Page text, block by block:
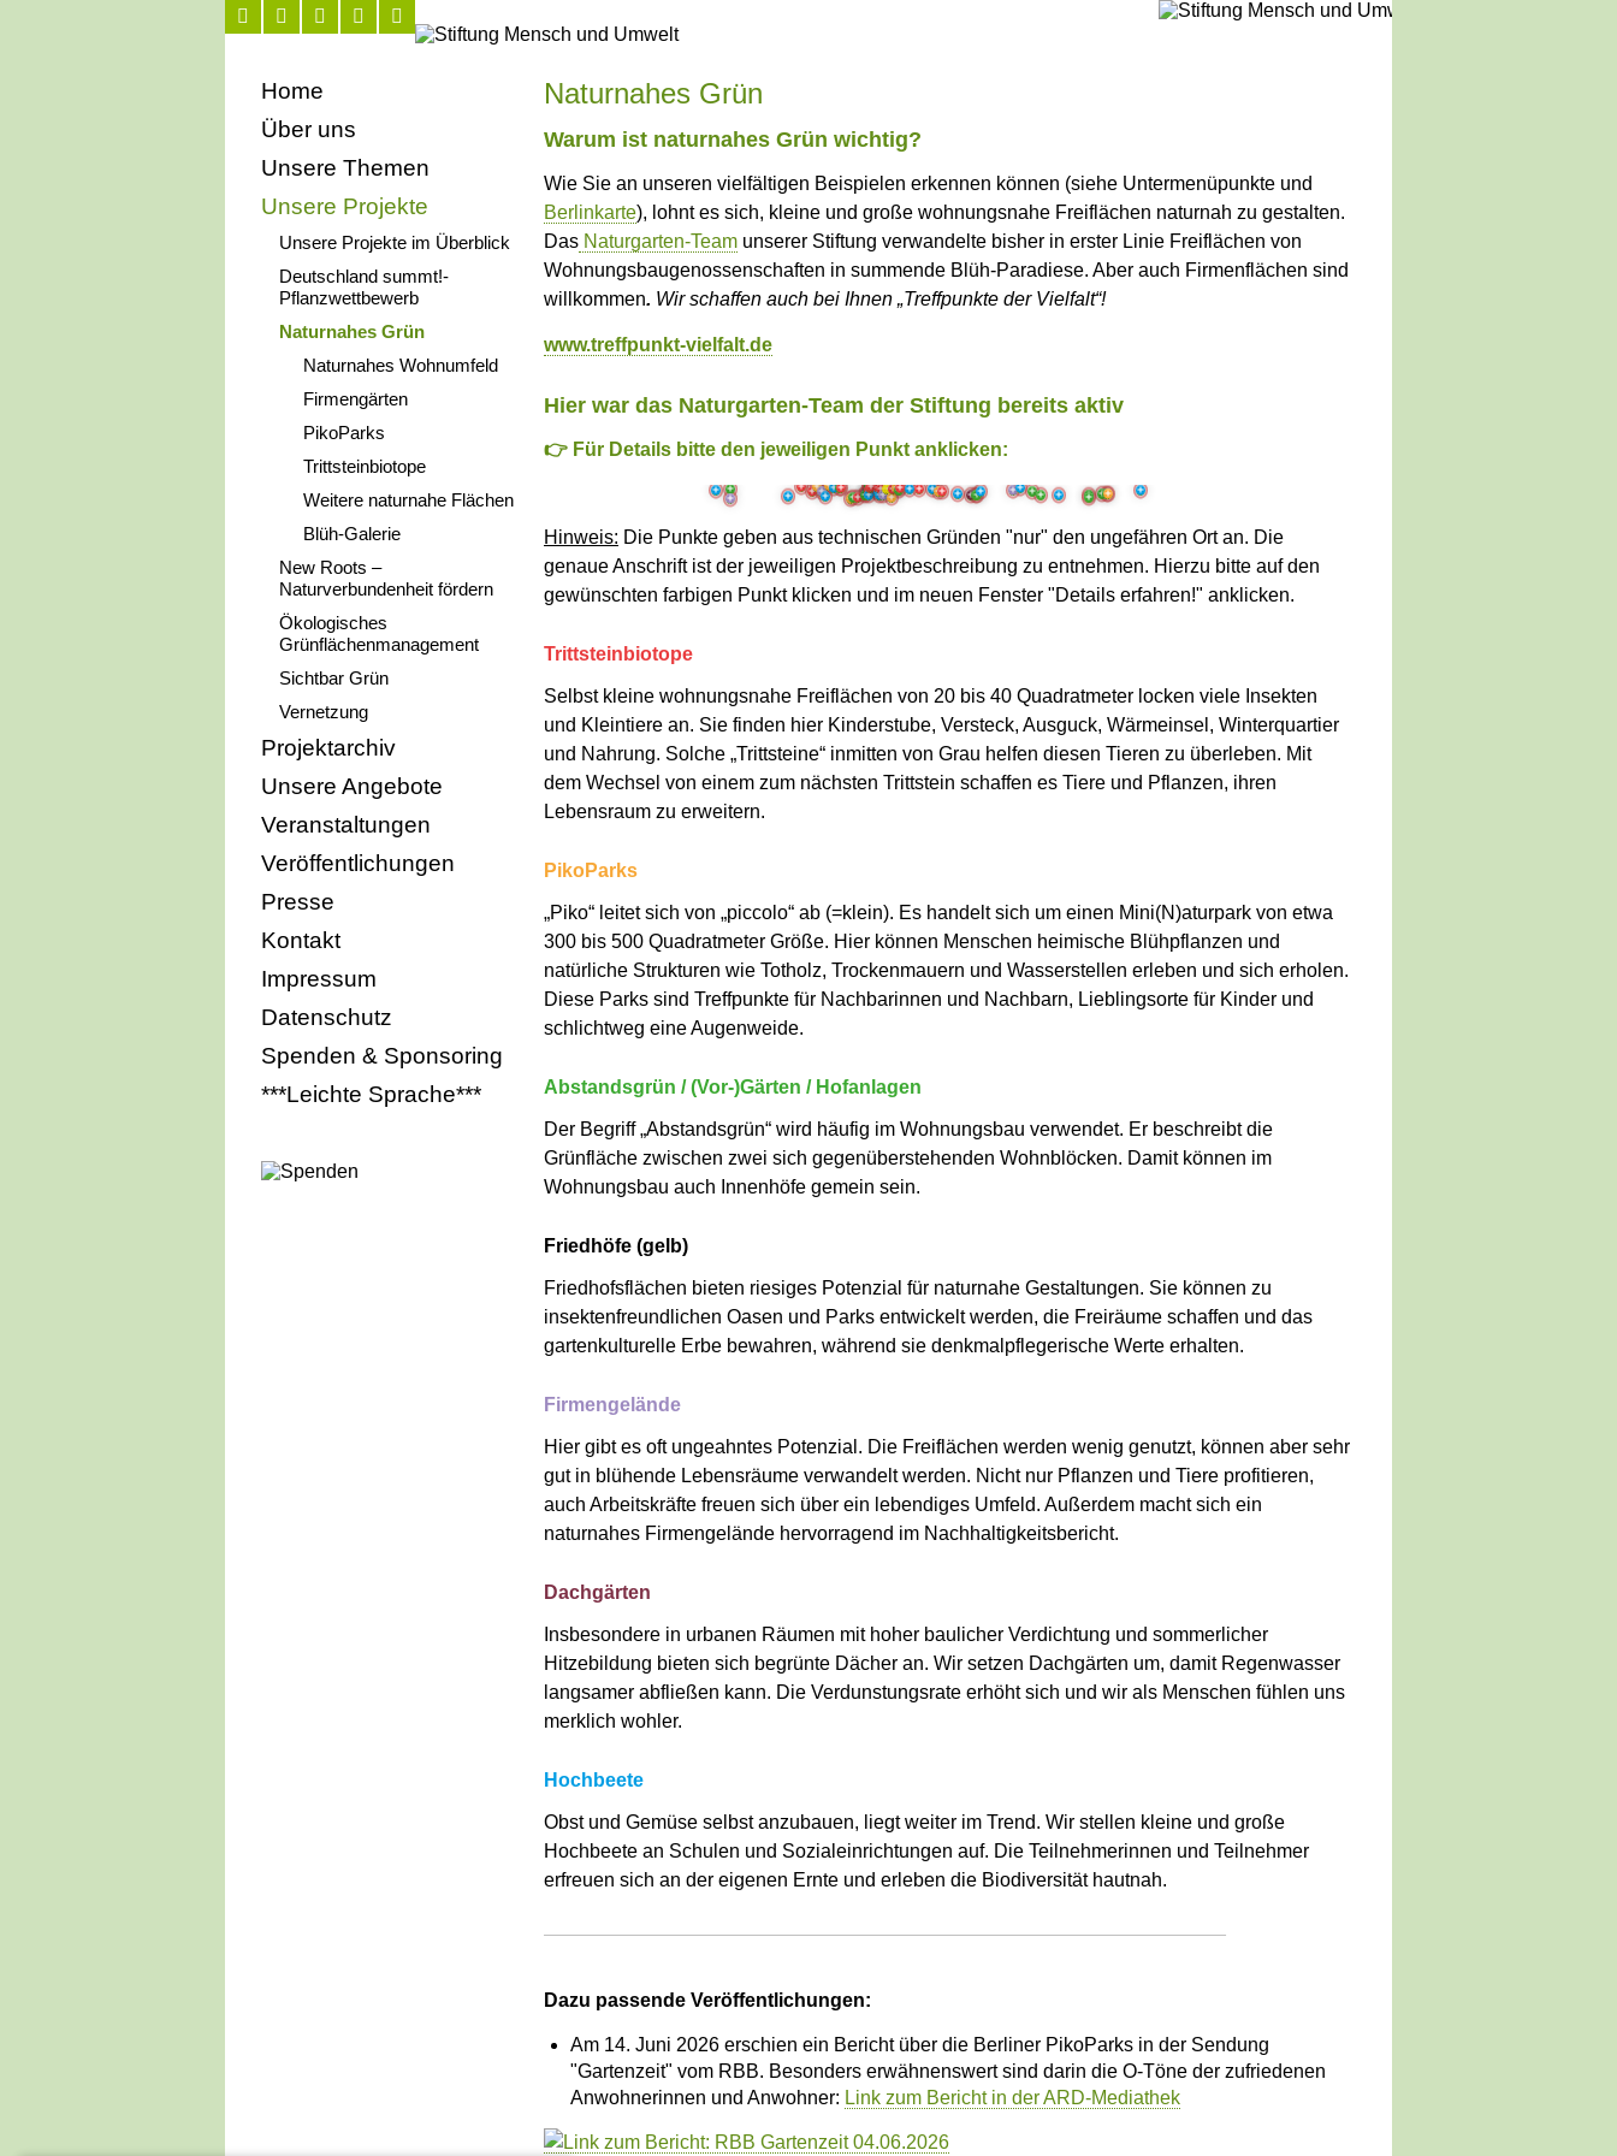
Naturnahes Grün
Warum ist naturnahes Grün wichtig?
Wie Sie an unseren vielfältigen Beispielen erkennen können (siehe Untermenüpunkte und
Berlinkarte), lohnt es sich, kleine und große wohnungsnahe Freiflächen naturnah zu gestalten.
Das Naturgarten-Team unserer Stiftung verwandelte bisher in erster Linie Freiflächen von
Wohnungsbaugenossenschaften in summende Blüh-Paradiese. Aber auch Firmenflächen sind
willkommen. Wir schaffen auch bei Ihnen „Treffpunkte der Vielfalt“!
www.treffpunkt-vielfalt.de
Hier war das Naturgarten-Team der Stiftung bereits aktiv
👉 Für Details bitte den jeweiligen Punkt anklicken:
More
More
More More
More
More
More
More
More
More
More
More
More
More
More
More
More
More
More
More
More
More
More
More
More
More
More
More
More
More
More
More
More
More
More
More
More
More
More
More
More
More
More
More
MoreMore
More
More
More
MoreMore
More
More
More
MoreMore
Hinweis: Die Punkte geben aus technischen Gründen "nur" den ungefähren Ort an. Die
genaue Anschrift ist der jeweiligen Projektbeschreibung zu entnehmen. Hierzu bitte auf den
gewünschten farbigen Punkt klicken und im neuen Fenster "Details erfahren!" anklicken.
Trittsteinbiotope
Selbst kleine wohnungsnahe Freiflächen von 20 bis 40 Quadratmeter locken viele Insekten
und Kleintiere an. Sie finden hier Kinderstube, Versteck, Ausguck, Wärmeinsel, Winterquartier
und Nahrung. Solche „Trittsteine“ inmitten von Grau helfen diesen Tieren zu überleben. Mit
dem Wechsel von einem zum nächsten Trittstein schaffen es Tiere und Pflanzen, ihren
Lebensraum zu erweitern.
PikoParks
„Piko“ leitet sich von „piccolo“ ab (=klein). Es handelt sich um einen Mini(N)aturpark von etwa
300 bis 500 Quadratmeter Größe. Hier können Menschen heimische Blühpflanzen und
natürliche Strukturen wie Totholz, Trockenmauern und Wasserstellen erleben und sich erholen.
Diese Parks sind Treffpunkte für Nachbarinnen und Nachbarn, Lieblingsorte für Kinder und
schlichtweg eine Augenweide.
Abstandsgrün / (Vor-)Gärten / Hofanlagen
Der Begriff„Abstandsgrün“ wird häufig im Wohnungsbau verwendet. Er beschreibt die
Grünfläche zwischen zwei sich gegenüberstehenden Wohnblöcken. Damit können im
Wohnungsbau auch Innenhöfe gemein sein.
Friedhöfe (gelb)
Friedhofsflächen bieten riesiges Potenzial für naturnahe Gestaltungen. Sie können zu
insektenfreundlichen Oasen und Parks entwickelt werden, die Freiräume schaffen und das
gartenkulturelle Erbe bewahren, während sie denkmalpflegerische Werte erhalten.
Firmengelände
Hier gibt es oft ungeahntes Potenzial. Die Freiflächen werden wenig genutzt, können aber sehr
gut in blühende Lebensräume verwandelt werden. Nicht nur Pflanzen und Tiere profitieren,
auch Arbeitskräfte freuen sich über ein lebendiges Umfeld. Außerdem macht sich ein
naturnahes Firmengelände hervorragend im Nachhaltigkeitsbericht.
Dachgärten
Insbesondere in urbanen Räumen mit hoher baulicher Verdichtung und sommerlicher
Hitzebildung bieten sich begrünte Dächer an. Wir setzen Dachgärten um, damit Regenwasser
langsamer abfließen kann. Die Verdunstungsrate erhöht sich und wir als Menschen fühlen uns
merklich wohler.
Hochbeete
Obst und Gemüse selbst anzubauen, liegt weiter im Trend. Wir stellen kleine und große
Hochbeete an Schulen und Sozialeinrichtungen auf. Die Teilnehmerinnen und Teilnehmer
erfreuen sich an der eigenen Ernte und erleben die Biodiversität hautnah.
Dazu passende Veröffentlichungen:
Am 14. Juni 2026 erschien ein Bericht über die Berliner PikoParks in der Sendung
"Gartenzeit" vom RBB. Besonders erwähnenswert sind darin die O-Töne der zufriedenen
Anwohnerinnen und Anwohner: Link zum Bericht in der ARD-Mediathek
Navigation
überspringen
Home
Über uns
Unsere Themen
Unsere Projekte
Unsere Projekte im Überblick
Deutschland summt!-
Pflanzwettbewerb
Naturnahes Grün
Naturnahes Wohnumfeld
Firmengärten
PikoParks
Trittsteinbiotope
Weitere naturnahe Flächen
Blüh-Galerie
New Roots –
Naturverbundenheit fördern
Ökologisches
Grünflächenmanagement
Sichtbar Grün
Vernetzung
Projektarchiv
Unsere Angebote
Veranstaltungen
Veröffentlichungen
Presse
Kontakt
Impressum
Datenschutz
Spenden & Sponsoring
***Leichte Sprache***